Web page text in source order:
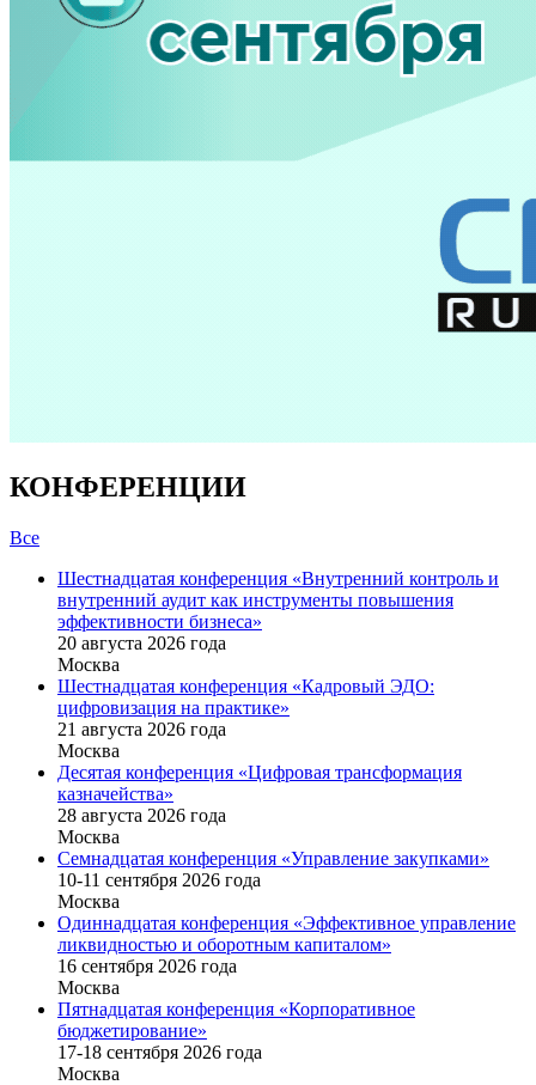
КОНФЕРЕНЦИИ
Все
Шестнадцатая конференция «Внутренний контроль и
внутренний аудит как инструменты повышения
эффективности бизнеса»
20 августа 2026 года
Москва
Шестнадцатая конференция «Кадровый ЭДО:
цифровизация на практике»
21 августа 2026 года
Москва
Десятая конференция «Цифровая трансформация
казначейства»
28 августа 2026 года
Москва
Семнадцатая конференция «Управление закупками»
10-11 сентября 2026 года
Москва
Одиннадцатая конференция «Эффективное управление
ликвидностью и оборотным капиталом»
16 cентября 2026 года
Москва
Пятнадцатая конференция «Корпоративное
бюджетирование»
17-18 сентября 2026 года
Москва